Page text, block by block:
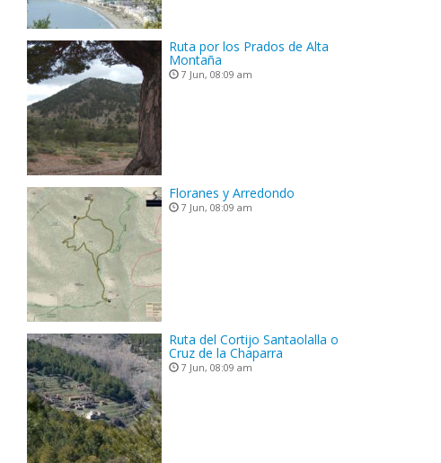
Ruta por los Prados de Alta
Montaña
7 Jun, 08:09 am
Floranes y Arredondo
7 Jun, 08:09 am
Ruta del Cortijo Santaolalla o
Cruz de la Chaparra
7 Jun, 08:09 am